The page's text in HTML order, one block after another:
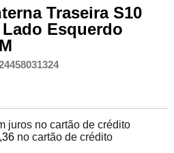
Traseira S10
Lado Esquerdo
juros no cartão de crédito
no cartão de crédito